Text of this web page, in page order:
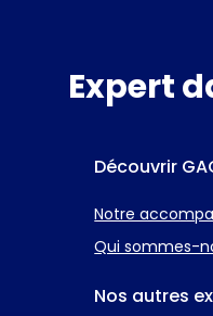
Expert
Découvrir
Notre
Qui sommes-
Nos autres